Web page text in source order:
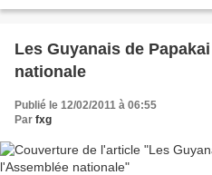
Les Guyanais de
nationale
Publié le 12/02/2011 à 06:55
Par fxg